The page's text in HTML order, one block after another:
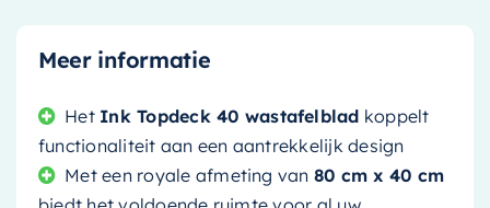
Meer informatie
Het Ink Topdeck 40 wastafelblad koppelt
functionaliteit aan een aantrekkelijk design
Met een royale afmeting van 80 cm x 40 cm